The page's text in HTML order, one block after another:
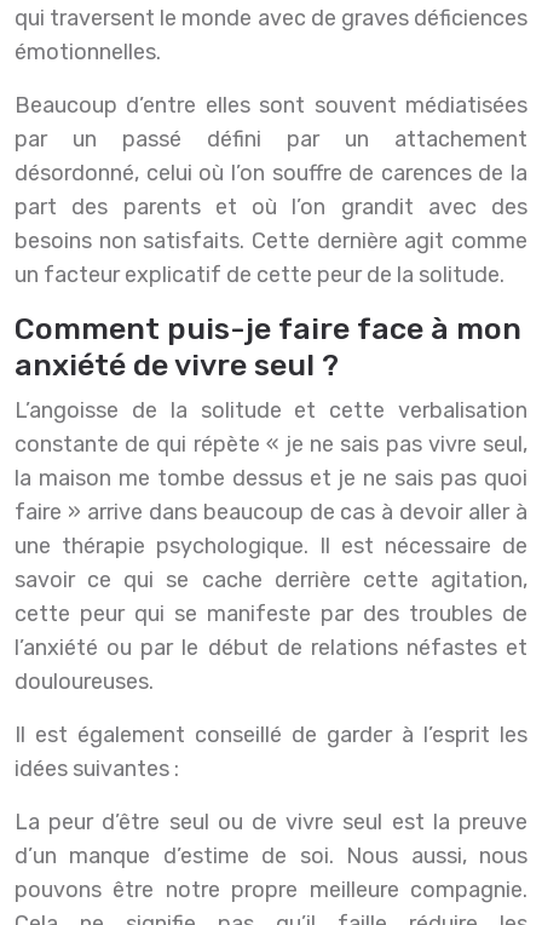
qui traversent le monde avec de graves déficiences
émotionnelles.
Beaucoup d’entre elles sont souvent médiatisées
par un passé défini par un attachement
désordonné, celui où l’on souffre de carences de la
part des parents et où l’on grandit avec des
besoins non satisfaits. Cette dernière agit comme
un facteur explicatif de cette peur de la solitude.
Comment puis-je faire face à mon
anxiété de vivre seul ?
L’angoisse de la solitude et cette verbalisation
constante de qui répète « je ne sais pas vivre seul,
la maison me tombe dessus et je ne sais pas quoi
faire » arrive dans beaucoup de cas à devoir aller à
une thérapie psychologique. Il est nécessaire de
savoir ce qui se cache derrière cette agitation,
cette peur qui se manifeste par des troubles de
l’anxiété ou par le début de relations néfastes et
douloureuses.
Il est également conseillé de garder à l’esprit les
idées suivantes :
La peur d’être seul ou de vivre seul est la preuve
d’un manque d’estime de soi. Nous aussi, nous
pouvons être notre propre meilleure compagnie.